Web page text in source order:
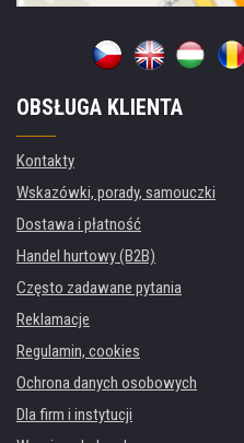
OBSŁUGA KLIENTA
Kontakty
Wskazówki, porady, samouczki
Dostawa i płatność
Handel hurtowy (B2B)
Często zadawane pytania
Reklamacje
Regulamin, cookies
Ochrona danych osobowych
Dla firm i instytucji